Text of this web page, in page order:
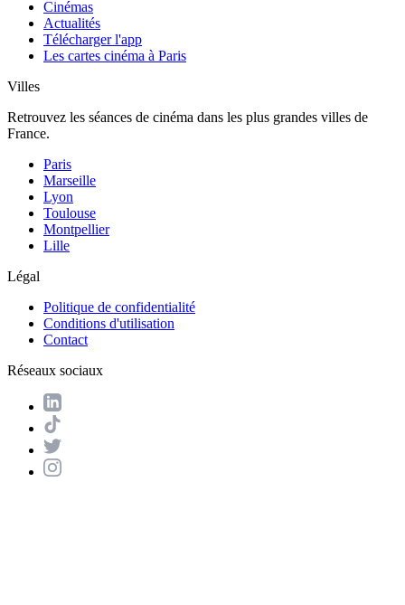
Cinémas
Actualités
Télécharger l'app
Les cartes cinéma à Paris
Villes
Retrouvez les séances de cinéma dans les plus grandes villes de
France.
Paris
Marseille
Lyon
Toulouse
Montpellier
Lille
Légal
Politique de confidentialité
Conditions d'utilisation
Contact
Réseaux sociaux